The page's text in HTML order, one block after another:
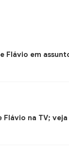
Flávio em
Flávio na TV;